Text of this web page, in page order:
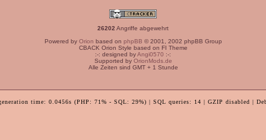
26202 Angriffe abgewehrt
Powered by Orion based on phpBB © 2001, 2002 phpBB Group
CBACK Orion Style based on FI Theme
:-: designed byAngi0570 :-:
Supported by OrionMods.de
Alle Zeiten sind GMT + 1 Stunde
time: 0.0456s (PHP: 71% - SQL: 29%) | SQL queries: 14 | GZIP disabled |